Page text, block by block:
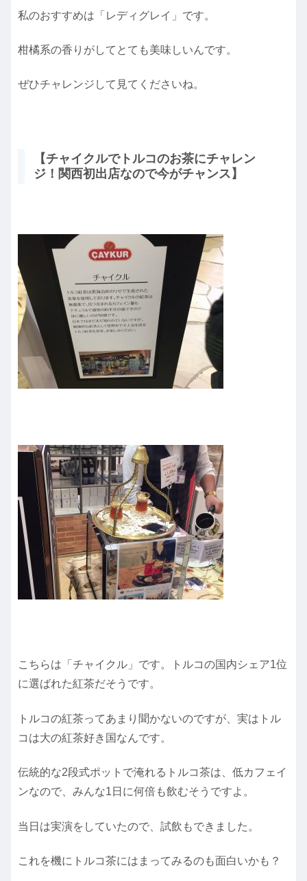
私のおすすめは「レディグレイ」です。
柑橘系の香りがしてとても美味しいんです。
ぜひチャレンジして見てくださいね。
【チャイクルでトルコのお茶にチャレン
ジ！関西初出店なので今がチャンス】
こちらは「チャイクル」です。トルコの国内シェア1位
に選ばれた紅茶だそうです。
トルコの紅茶ってあまり聞かないのですが、実はトル
コは大の紅茶好き国なんです。
伝統的な2段式ポットで淹れるトルコ茶は、低カフェイ
ンなので、みんな1日に何倍も飲むそうですよ。
当日は実演をしていたので、試飲もできました。
これを機にトルコ茶にはまってみるのも面白いかも？